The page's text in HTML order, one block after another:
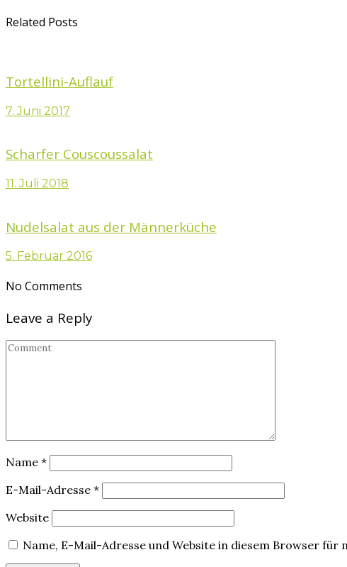
Related Posts
Tortellini-Auflauf
7. Juni 2017
Scharfer Couscoussalat
11. Juli 2018
Nudelsalat aus der Männerküche
5. Februar 2016
No Comments
Leave a Reply
Name *
E-Mail-Adresse *
Website
Name, E-Mail-Adresse und Website in diesem Browser